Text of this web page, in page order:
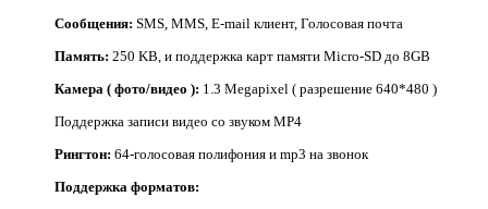
Сообщения: SMS, MMS, E-mail клиент, Голосовая почта
Память: 250 KB, и поддержка карт памяти Micro-SD до 8GB
Камера ( фото/видео ): 1.3 Megapixel ( разрешение 640*480 )
Поддержка записи видео со звуком MP4
Рингтон: 64-голосовая полифония и mp3 на звонок
Поддержка форматов: